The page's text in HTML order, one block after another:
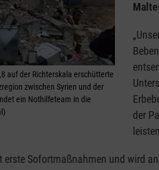
auf der Richterskala erschütterte
zwischen Syrien und der
ein Nothilfeteam in die
der
Sofortmaßnahmen und wird